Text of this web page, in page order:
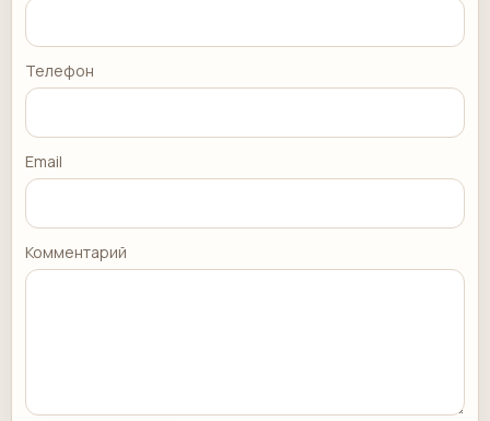
Телефон
Email
Комментарий